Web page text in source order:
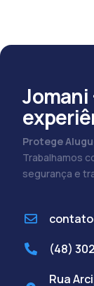
Jomani
Protege
Trabalhamos
segurança e
(48)
Rua